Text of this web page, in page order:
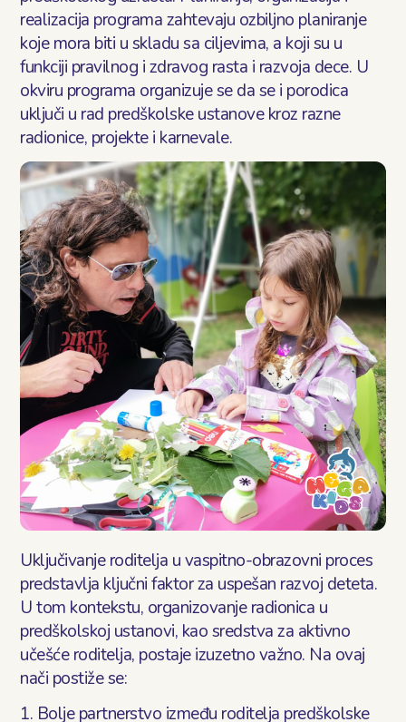
Блог
Контакт
realizacija programa zahtevaju ozbiljno planiranje
koje mora biti u skladu sa ciljevima, a koji su u
funkciji pravilnog i zdravog rasta i razvoja dece. U
okviru programa organizuje se da se i porodica
uključi u rad predškolske ustanove kroz razne
radionice, projekte i karnevale.
Uključivanje roditelja u vaspitno-obrazovni proces
predstavlja ključni faktor za uspešan razvoj deteta.
U tom kontekstu, organizovanje radionica u
predškolskoj ustanovi, kao sredstva za aktivno
učešće roditelja, postaje izuzetno važno. Na ovaj
nači postiže se:
1. Bolje partnerstvo između roditelja predškolske